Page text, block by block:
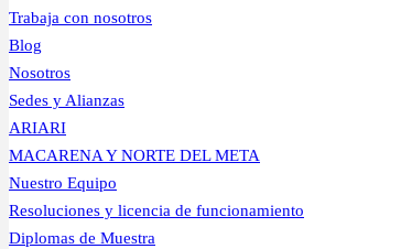
Trabaja con nosotros
Blog
Nosotros
Sedes y Alianzas
ARIARI
MACARENA Y NORTE DEL META
Nuestro Equipo
Resoluciones y licencia de funcionamiento
Diplomas de Muestra